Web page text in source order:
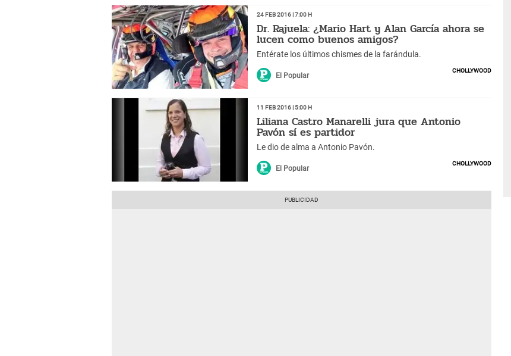
24 Feb 2016 | 7:00 h
Dr. Rajuela: ¿Mario Hart y Alan García ahora se
lucen como buenos amigos?
Entérate los últimos chismes de la farándula.
El Popular
Chollywood
11 Feb 2016 | 5:00 h
Liliana Castro Manarelli jura que Antonio
Pavón sí es partidor
Le dio de alma a Antonio Pavón.
El Popular
Chollywood